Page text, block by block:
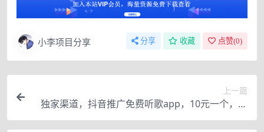
小李项目分享 分享 收藏 点赞(0)
上一篇
独家渠道，抖音推广免费听歌app，10元一个，无
门槛参与。